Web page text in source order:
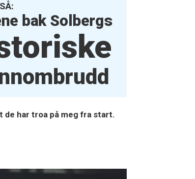
bak Solbergs
de har troa på meg fra start.